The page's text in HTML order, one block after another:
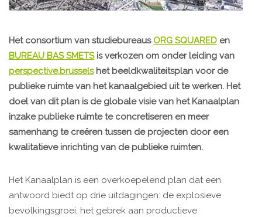
Het consortium van studiebureaus ORG SQUARED en
BUREAU BAS SMETSis verkozen om onder leiding van
perspective.brusselshet beeldkwaliteitsplan voor de
publieke ruimte van het kanaalgebied uit te werken. Het
doel van dit plan is de globale visie van het Kanaalplan
inzake publieke ruimte te concretiseren en meer
samenhang te creëren tussen de projecten door een
kwalitatieve inrichting van de publieke ruimten.
Het Kanaalplan is een overkoepelend plan dat een
antwoord biedt op drie uitdagingen: de explosieve
bevolkingsgroei, het gebrek aan productieve